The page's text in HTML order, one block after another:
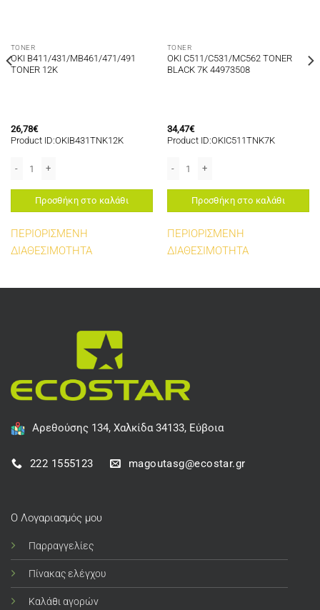
TONER
OKI B411/431/MB461/471/491
TONER 12K
26,78€
Product ID:OKIB431TNK12K
Προσθήκη στο καλάθι
ΠΕΡΙΟΡΙΣΜΕΝΗ
ΔΙΑΘΕΣΙΜΟΤΗΤΑ
TONER
OKI C511/C531/MC562 TONER
BLACK 7K 44973508
34,47€
Product ID:OKIC511TNK7K
Προσθήκη στο καλάθι
ΠΕΡΙΟΡΙΣΜΕΝΗ
ΔΙΑΘΕΣΙΜΟΤΗΤΑ
Αρεθούσης 134, Χαλκίδα 34133, Εύβοια
222 1555123 magoutasg@ecostar.gr
Ο Λογαριασμός μου
Παρραγγελίες
Πίνακας ελέγχου
Καλάθι αγορών